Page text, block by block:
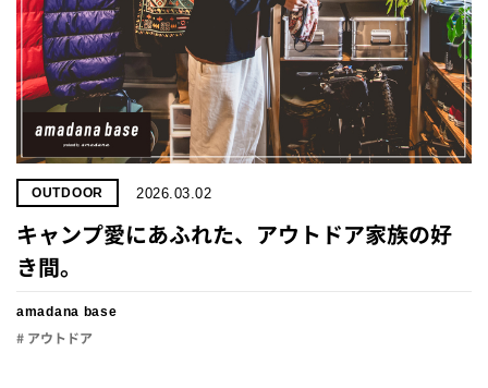
OUTDOOR 2026.03.02
キャンプ愛にあふれた、アウトドア家族の好
き間。
amadana base
# アウトドア